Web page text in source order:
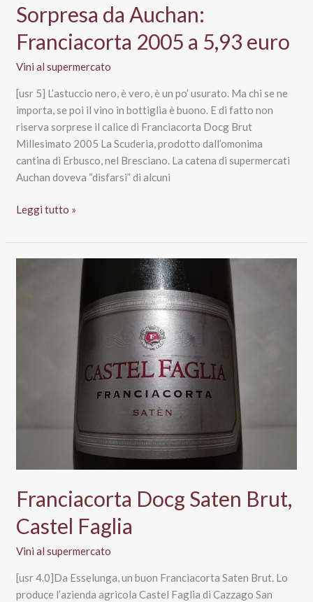
Sorpresa da Auchan:
Franciacorta 2005 a 5,93 euro
Vini al supermercato
[usr 5] L’astuccio nero, è vero, è un po’ usurato. Ma chi se ne
importa, se poi il vino in bottiglia è buono. E di fatto non
riserva sorprese il calice di Franciacorta Docg Brut
Millesimato 2005 La Scuderia, prodotto dall’omonima
cantina di Erbusco, nel Bresciano. La catena di supermercati
Auchan doveva “disfarsi” di alcuni
Sorpresa
Auchan:
Franciacorta
Leggi tutto »
Franciacorta Docg Saten Brut,
Castel Faglia
Vini al supermercato
[usr 4.0]Da Esselunga, un buon Franciacorta Saten Brut. Lo
produce l’azienda agricola Castel Faglia di Cazzago San